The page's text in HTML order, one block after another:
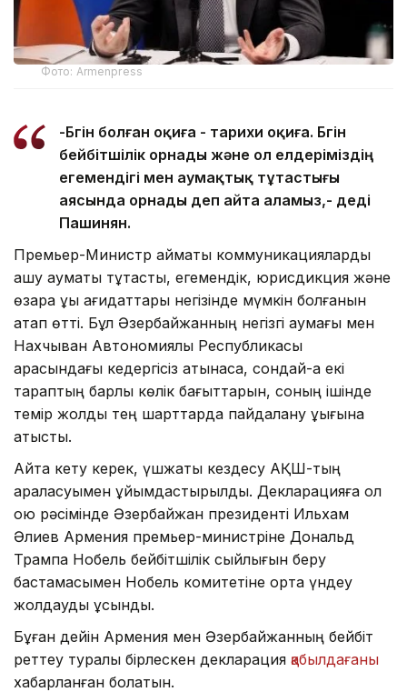
Фото: Armenpress
-Бүгін болған оқиға - тарихи оқиға. Бүгін
бейбітшілік орнады және ол елдеріміздің
егемендігі мен аумақтық тұтастығы
аясында орнады деп айта аламыз,- деді
Пашинян.
Премьер-Министр аймақтық коммуникацияларды
ашу аумақтық тұтастық, егемендік, юрисдикция және
өзара құқық қағидаттары негізінде мүмкін болғанын
атап өтті. Бұл Әзербайжанның негізгі аумағы мен
Нахчыван Автономиялық Республикасы
арасындағы кедергісіз қатынасқа, сондай-ақ екі
тараптың барлық көлік бағыттарын, соның ішінде
темір жолды тең шарттарда пайдалану құқығына
қатысты.
Айта кету керек, үшжақты кездесу АҚШ-тың
араласуымен ұйымдастырылды. Декларацияға қол
қою рәсімінде Әзербайжан президенті Ильхам
Әлиев Армения премьер-министріне Дональд
Трампқа Нобель бейбітшілік сыйлығын беру
бастамасымен Нобель комитетіне ортақ үндеу
жолдауды ұсынды.
Бұған дейін Армения мен Әзербайжанның бейбіт
реттеу туралы бірлескен декларация қабылдағаны
хабарланған болатын.